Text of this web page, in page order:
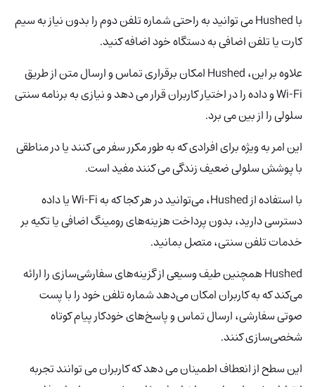
با Hushed می توانید به راحتی شماره تلفن دوم را بدون نیاز به سیم
کارت یا تلفن اضافی به دستگاه خود اضافه کنید.
علاوه بر این، Hushed امکان برقراری تماس و ارسال متن از طریق
Wi-Fi و داده را در اختیار کاربران قرار می دهد و نیازی به برنامه سنتی
سلولی را از بین می برد.
این امر به ویژه برای افرادی که به طور مکرر سفر می کنند یا در مناطقی
با پوشش سلولی ضعیف زندگی می کنند مفید است.
با استفاده از Hushed، می‌توانید در هر کجا که به Wi-Fi یا داده
دسترسی دارید، بدون پرداخت هزینه‌های رومینگ اضافی یا تکیه بر
خدمات تلفن سنتی، متصل بمانید.
Hushed همچنین طیف وسیعی از گزینه‌های سفارشی‌سازی را ارائه
می‌کند که به کاربران امکان می‌دهد شماره تلفن خود را با پست
صوتی سفارشی، ارسال تماس و پاسخ‌های خودکار پیام کوتاه
شخصی‌سازی کنند.
این سطح از انعطاف اطمینان می دهد که کاربران می توانند تجربه